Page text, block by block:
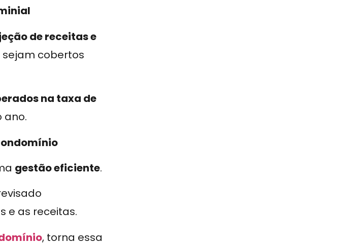
de receitas e
cobertos
na taxa de
ano.
gestão eficiente.
e as receitas.
, torna essa